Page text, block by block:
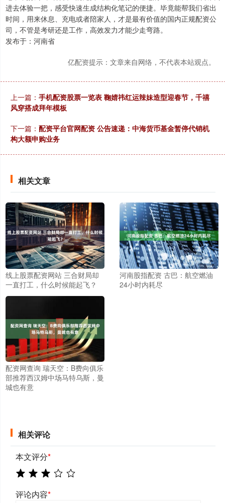
进去体验一把，感受快速生成结构化笔记的便捷。毕竟能帮我们省出
时间，用来休息、充电或者陪家人，才是最有价值的国内正规配资公
司，不管是考研还是工作，高效发力才能少走弯路。
发布于：河南省
亿配资提示：文章来自网络，不代表本站观点。
上一篇： 手机配资股票一览表 鞠婧祎红运辣妹造型迎春节，千禧
风穿搭成拜年模板
下一篇： 配资平台官网配资 公告速递：中海货币基金暂停代销机
构大额申购业务
相关文章
线上股票配资网站 三合财局却
一直打工，什么时候能起飞？
河南股指配资 古巴：航空燃油
24小时内耗尽
配资网查询 瑞天空：B费向俱乐
部推荐西汉姆中场马特乌斯，曼
城也有意
相关评论
本文评分*
评论内容*